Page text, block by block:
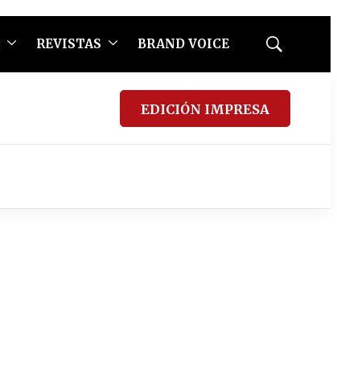
REVISTAS BRAND VOICE
Mostrar
EDICIÓN IMPRESA